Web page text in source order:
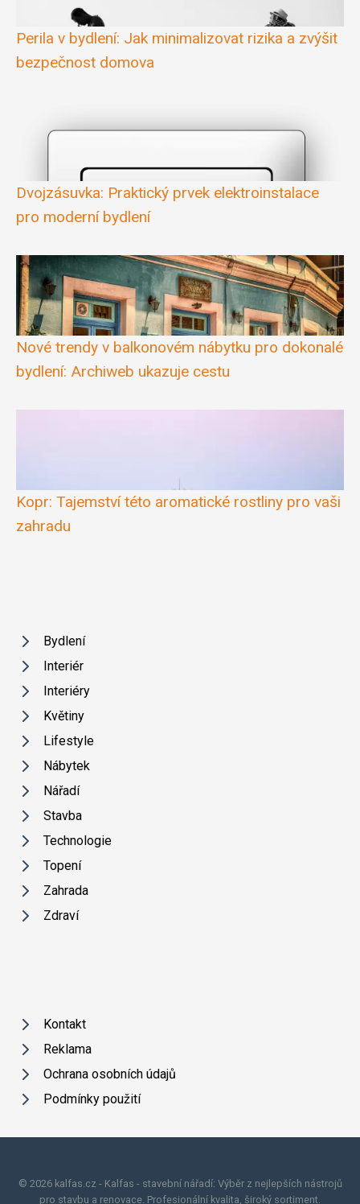
Perila v bydlení: Jak minimalizovat rizika a zvýšit
bezpečnost domova
Dvojzásuvka: Praktický prvek elektroinstalace
pro moderní bydlení
Nové trendy v balkonovém nábytku pro dokonalé
bydlení: Archiweb ukazuje cestu
Kopr: Tajemství této aromatické rostliny pro vaši
zahradu
Bydlení
Interiér
Interiéry
Květiny
Lifestyle
Nábytek
Nářadí
Stavba
Technologie
Topení
Zahrada
Zdraví
Kontakt
Reklama
Ochrana osobních údajů
Podmínky použití
© 2026 kalfas.cz - Kalfas - stavební nářadí: Výběr z nejlepších nástrojů
pro stavbu a renovace. Profesionální kvalita, široký sortiment.